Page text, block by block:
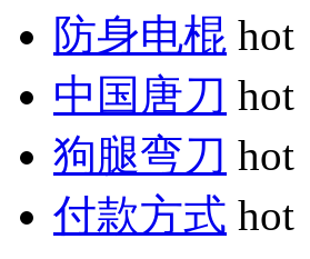
防身电棍 hot
中国唐刀 hot
狗腿弯刀 hot
付款方式 hot